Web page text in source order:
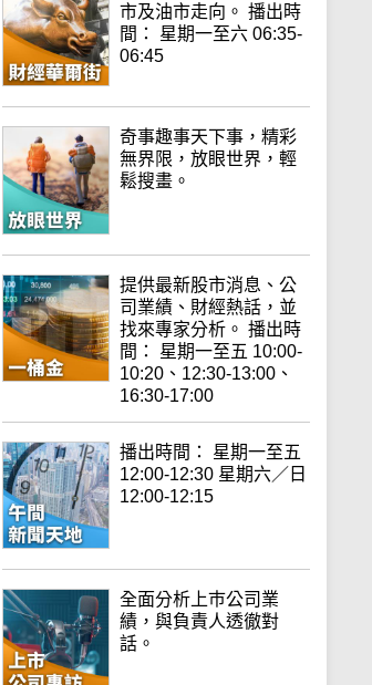
市及油市走向。 播出時
間： 星期一至六 06:35-
06:45
奇事趣事天下事，精彩
無界限，放眼世界，輕
鬆搜畫。
提供最新股市消息、公
司業績、財經熱話，並
找來專家分析。 播出時
間： 星期一至五 10:00-
10:20、12:30-13:00、
16:30-17:00
播出時間： 星期一至五
12:00-12:30 星期六／日
12:00-12:15
全面分析上巿公司業
績，與負責人透徹對
話。